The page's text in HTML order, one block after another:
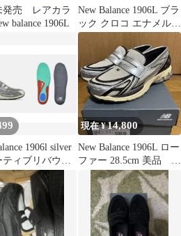
発売 レアカラ
balance 1906L
New Balance 1906L ブラ
ック クロコ エナメル
26.5cm
1906l silver
ティブリバウン
ソール
現在 ¥14,800
New Balance 1906L ロー
ファー 28.5cm 美品 シ
ルバー美品